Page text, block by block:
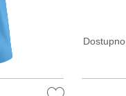
Dostupno